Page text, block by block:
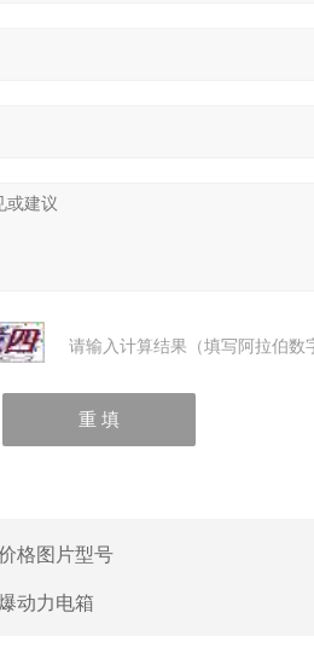
请输入计算结果（填写阿拉伯数
格图片型号
动力电箱